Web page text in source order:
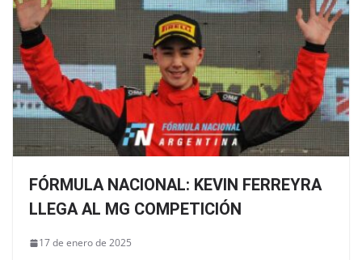
FÓRMULA NACIONAL: KEVIN FERREYRA
LLEGA AL MG COMPETICIÓN
17 de enero de 2025